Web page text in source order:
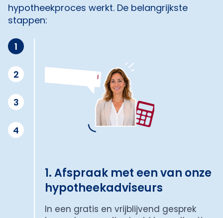
hypotheekproces werkt. De belangrijkste
stappen:
1
2
3
4
1. Afspraak met een van onze
hypotheekadviseurs
In een gratis en vrijblijvend gesprek